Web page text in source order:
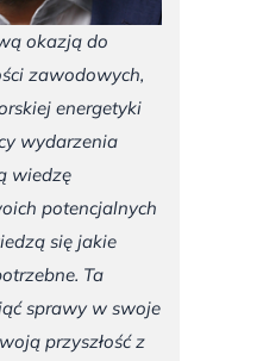
okazją do
zawodowych,
energetyki
wydarzenia
wiedzę
potencjalnych
się jakie
Ta
sprawy w swoje
przyszłość z